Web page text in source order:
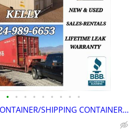
• • • • • • • • •
SHIPPING CONTAINER/SHIPPING CONTAINERS/CONEX/SEA BOXES WITH DELIVERY